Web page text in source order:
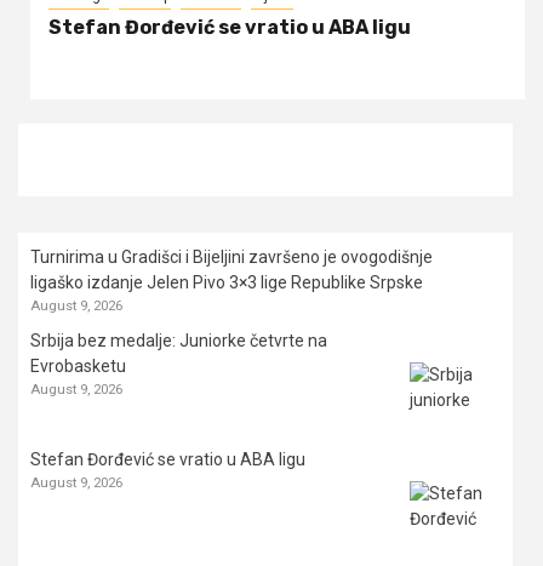
Stefan Đorđević se vratio u ABA ligu
Turnirima u Gradišci i Bijeljini završeno je ovogodišnje
ligaško izdanje Jelen Pivo 3×3 lige Republike Srpske
August 9, 2026
Srbija bez medalje: Juniorke četvrte na
Evrobasketu
August 9, 2026
Stefan Đorđević se vratio u ABA ligu
August 9, 2026